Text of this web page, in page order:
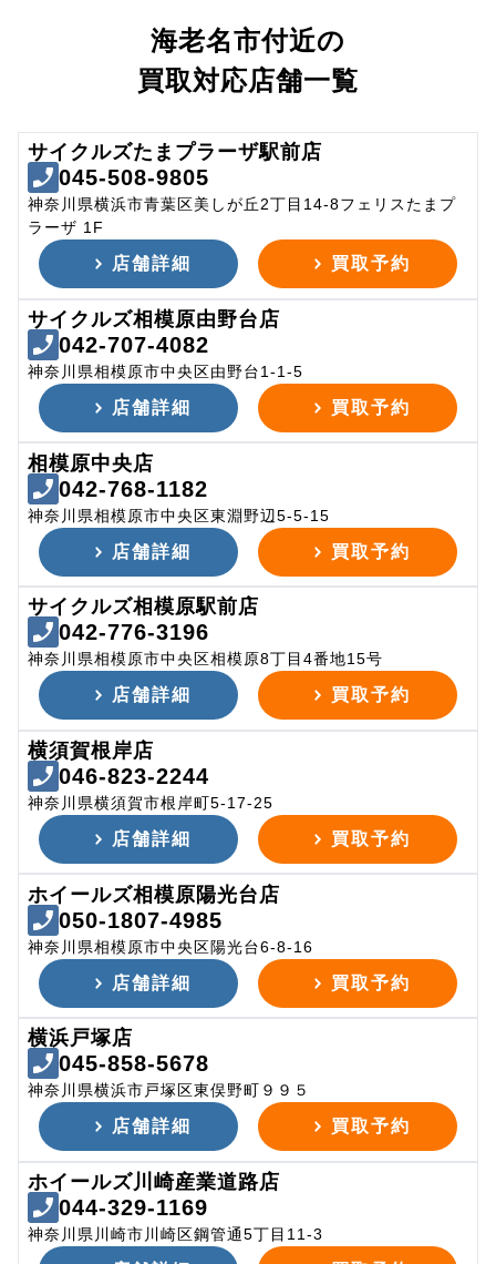
海老名市付近の
買取対応店舗一覧
サイクルズたまプラーザ駅前店
045-508-9805
神奈川県横浜市青葉区美しが丘2丁目14-8フェリスたまプ
ラーザ 1F
店舗詳細 買取予約
サイクルズ相模原由野台店
042-707-4082
神奈川県相模原市中央区由野台1-1-5
店舗詳細 買取予約
相模原中央店
042-768-1182
神奈川県相模原市中央区東淵野辺5-5-15
店舗詳細 買取予約
サイクルズ相模原駅前店
042-776-3196
神奈川県相模原市中央区相模原8丁目4番地15号
店舗詳細 買取予約
横須賀根岸店
046-823-2244
神奈川県横須賀市根岸町5-17-25
店舗詳細 買取予約
ホイールズ相模原陽光台店
050-1807-4985
神奈川県相模原市中央区陽光台6-8-16
店舗詳細 買取予約
横浜戸塚店
045-858-5678
神奈川県横浜市戸塚区東俣野町９９５
店舗詳細 買取予約
ホイールズ川崎産業道路店
044-329-1169
神奈川県川崎市川崎区鋼管通5丁目11-3